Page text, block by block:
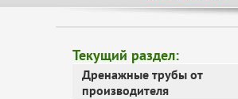
Текущий раздел:
Дренажные трубы от
производителя